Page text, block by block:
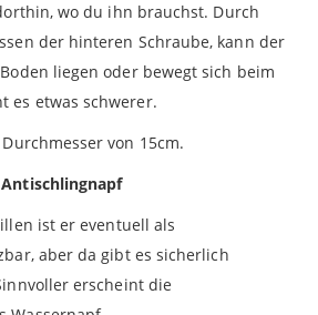
wo du ihn brauchst. Durch
der hinteren Schraube, kann der
liegen oder bewegt sich beim
es etwas schwerer.
von 15cm.
ist er eventuell als
aber da gibt es sicherlich
erscheint die